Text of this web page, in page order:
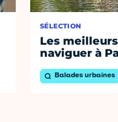
SÉLECTION
Les
naviguer à
Balades urbaines